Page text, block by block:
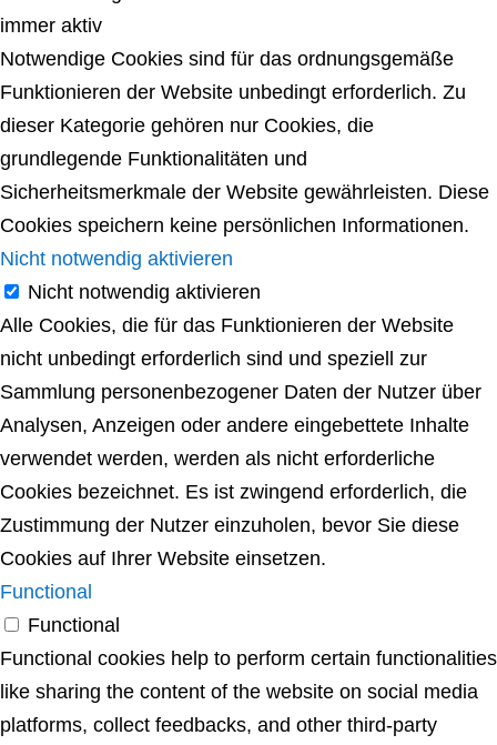
immer aktiv
Notwendige Cookies sind für das ordnungsgemäße
Funktionieren der Website unbedingt erforderlich. Zu
dieser Kategorie gehören nur Cookies, die
grundlegende Funktionalitäten und
Sicherheitsmerkmale der Website gewährleisten. Diese
Cookies speichern keine persönlichen Informationen.
Nicht notwendig aktivieren
Nicht notwendig aktivieren
Alle Cookies, die für das Funktionieren der Website
nicht unbedingt erforderlich sind und speziell zur
Sammlung personenbezogener Daten der Nutzer über
Analysen, Anzeigen oder andere eingebettete Inhalte
verwendet werden, werden als nicht erforderliche
Cookies bezeichnet. Es ist zwingend erforderlich, die
Zustimmung der Nutzer einzuholen, bevor Sie diese
Cookies auf Ihrer Website einsetzen.
Functional
Functional
Functional cookies help to perform certain functionalities
like sharing the content of the website on social media
platforms, collect feedbacks, and other third-party